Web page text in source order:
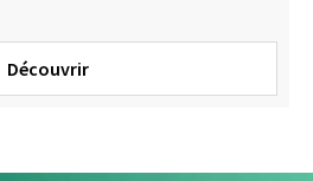
Découvrir